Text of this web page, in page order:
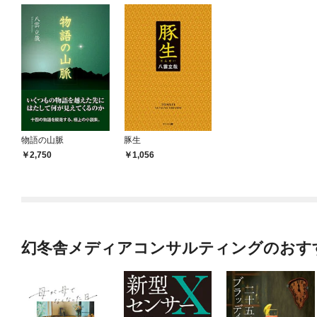
物語の山脈
2,750
豚生
1,056
幻冬舎メディアコンサルティングのおす